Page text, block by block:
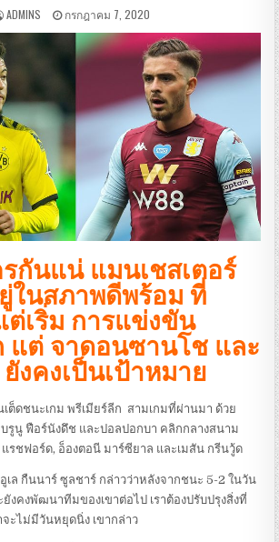
ADMINS กรกฎาคม 7, 2020
กันแน่ แมนเชสเตอร์
ในสภาพดีพร้อม ที่
ต่เริ่ม การแข่งขัน
แต่ จาดอนซานโช และ
งคงเป็นเป้าหมาย
เต็ดชนะเกม พรีเมียร์ลีก สามเกมที่ผ่านมา ด้วย
รูนู ฟือร์นังดึช และปอลปอกบา คลิกกลางสนาม
รชฟอร์ด, อ็องตอนี มาร์ซียาล และเมสัน กรีนวู้ด
เล กืนนาร์ ซูลชาร์ กล่าวว่าหลังจากชนะ 5-2 ในวัน
ยังคงพัฒนาทีมของเขาต่อไป เราต้องปรับปรุงสิ่งที่
จะไม่มีวันหยุดนิ่ง เขากล่าว